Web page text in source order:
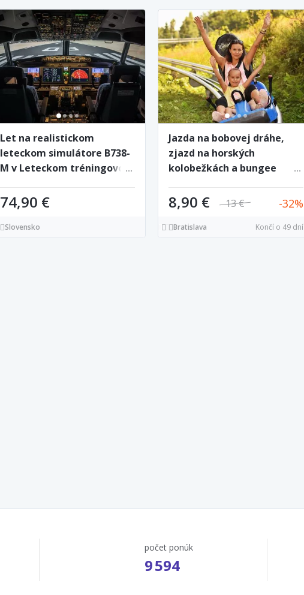
Let na realistickom
leteckom simulátore B738-
M v Leteckom tréningovom
74,90 €
Slovensko
Jazda na bobovej dráhe,
zjazd na horských
kolobežkách a bungee
zábavy Snowparadise Veľká
Rača
8,90 € 13 € 32
Bratislava Končí o 49 dní
počet ponúk
9 594